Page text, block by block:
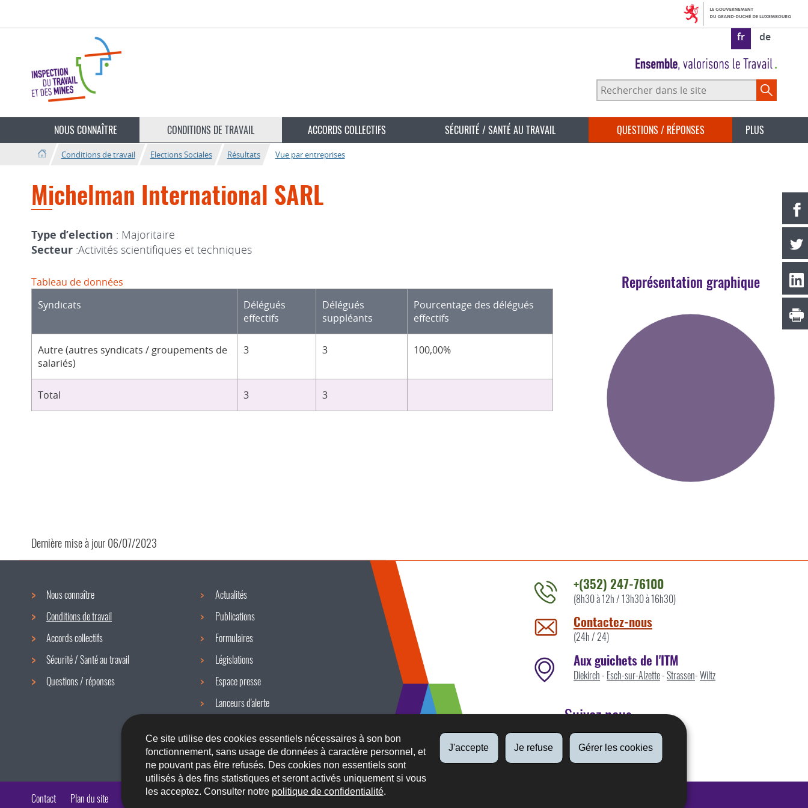
Ce site utilise des cookies essentiels nécessaires à son bon
fonctionnement, sans usage de données à caractère personnel, et
ne pouvant pas être refusés. Des cookies non essentiels sont
utilisés à des fins statistiques et seront activés uniquement si vous
les acceptez. Consulter notre politique de confidentialité.
J'accepte Je refuse Gérer les cookies
langue
fr de
Rechercher
dans
NOUS CONNAÎTRE CONDITIONS DE TRAVAIL ACCORDS COLLECTIFS SÉCURITÉ / SANTÉ AU TRAVAIL QUESTIONS / RÉPONSES PLUS
Conditions de travail Elections Sociales Résultats Vue par entreprises
Michelman International SARL
Type d’election : Majoritaire
Secteur :Activités scientifiques et techniques
Tableau de données
Syndicats
Délégués
effectifs
Délégués
suppléants
Pourcentage des délégués
effectifs
Autre (autres syndicats / groupements de
salariés)
3 3 100,00%
Total 3 3
Représentation graphique
Dernière mise à jour06/07/2023
Menu
de
navigation
Nous connaître
Conditions de travail
Accords collectifs
Sécurité / Santé au travail
Questions / réponses
Actualités
Publications
Formulaires
Législations
Espace presse
Lanceurs d'alerte
Contacter
l'ITM
par
+(352) 247-76100
(8h30 à 12h / 13h30 à 16h30)
Contactez-nous
(24h / 24)
Aux guichets de l'ITM
Diekirch- Esch-sur-Alzette-Strassen-Wiltz
Suivez nous
Linkedin
Contact Plan du site A propos du site Accessibilité Aspects légaux Protection des données